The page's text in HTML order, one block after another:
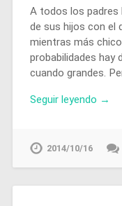
A todos los padres
de sus hijos con el
mientras más
probabilidades hay
cuando grandes.
Seguir leyendo →
2014/10/16